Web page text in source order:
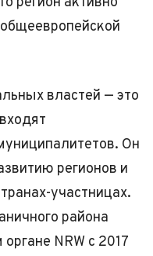
властей — это
Он
регионов и
участницах.
района
NRW с 2017